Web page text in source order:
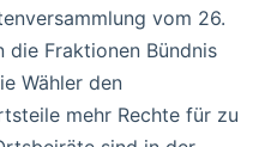
vom 26.
Fraktionen Bündnis
Wähler den
mehr Rechte für zu